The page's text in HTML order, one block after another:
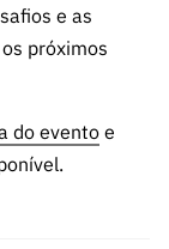
“Ciência +
Capacitaç
e as
próximos
do evento e